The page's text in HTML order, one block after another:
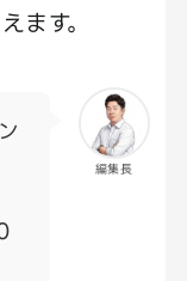
ます。
編集長